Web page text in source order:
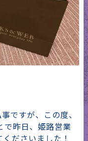
ですが、この度、
で昨日、姫路営業
ださいました！